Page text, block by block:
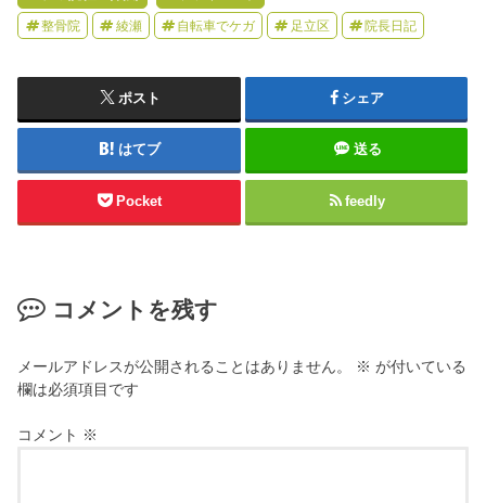
整骨院 綾瀬 自転車でケガ 足立区 院長日記
ポスト シェア
はてブ 送る
Pocket feedly
コメントを残す
メールアドレスが公開されることはありません。 ※ が付いている
欄は必須項目です
コメント ※